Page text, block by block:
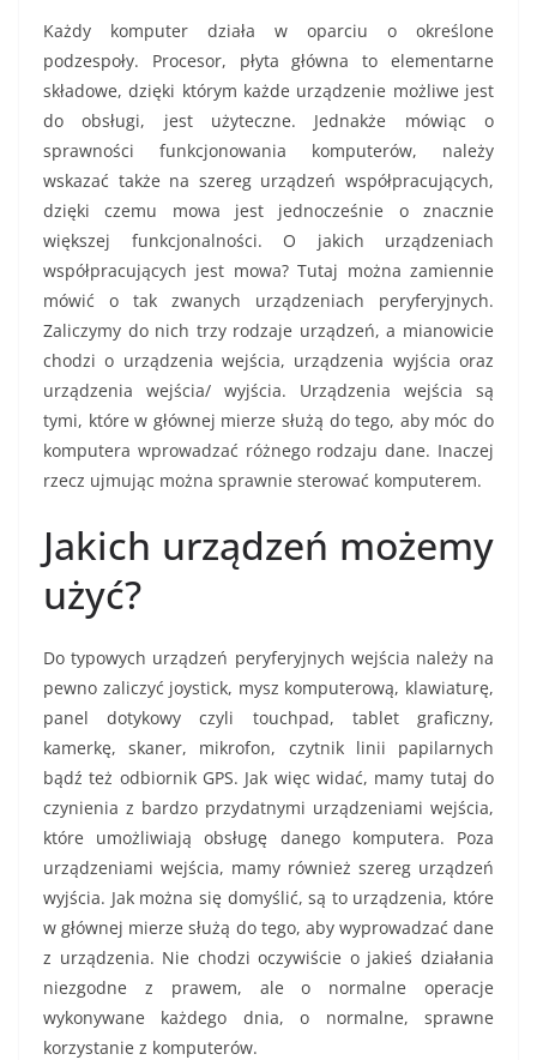
Każdy komputer działa w oparciu o określone
podzespoły. Procesor, płyta główna to elementarne
składowe, dzięki którym każde urządzenie możliwe jest
do obsługi, jest użyteczne. Jednakże mówiąc o
sprawności funkcjonowania komputerów, należy
wskazać także na szereg urządzeń współpracujących,
dzięki czemu mowa jest jednocześnie o znacznie
większej funkcjonalności. O jakich urządzeniach
współpracujących jest mowa? Tutaj można zamiennie
mówić o tak zwanych urządzeniach peryferyjnych.
Zaliczymy do nich trzy rodzaje urządzeń, a mianowicie
chodzi o urządzenia wejścia, urządzenia wyjścia oraz
urządzenia wejścia/ wyjścia. Urządzenia wejścia są
tymi, które w głównej mierze służą do tego, aby móc do
komputera wprowadzać różnego rodzaju dane. Inaczej
rzecz ujmując można sprawnie sterować komputerem.
Jakich urządzeń możemy
użyć?
Do typowych urządzeń peryferyjnych wejścia należy na
pewno zaliczyć joystick, mysz komputerową, klawiaturę,
panel dotykowy czyli touchpad, tablet graficzny,
kamerkę, skaner, mikrofon, czytnik linii papilarnych
bądź też odbiornik GPS. Jak więc widać, mamy tutaj do
czynienia z bardzo przydatnymi urządzeniami wejścia,
które umożliwiają obsługę danego komputera. Poza
urządzeniami wejścia, mamy również szereg urządzeń
wyjścia. Jak można się domyślić, są to urządzenia, które
w głównej mierze służą do tego, aby wyprowadzać dane
z urządzenia. Nie chodzi oczywiście o jakieś działania
niezgodne z prawem, ale o normalne operacje
wykonywane każdego dnia, o normalne, sprawne
korzystanie z komputerów.